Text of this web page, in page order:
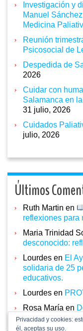
Investigación y
Manuel
Medicina
Reunión
Psicosocial de
Despedida de
2026
Cuidar con
Salamanca en
31 julio, 2026
Cuidados
julio, 2026
Últimos
Ruth Martin en
reflexiones para
Maria Trinidad
desconocido:
Lourdes en El
solidaria de 25
educativos.
Lourdes en
Rosa María en
Privacidad y cookies:
él, aceptas su uso.